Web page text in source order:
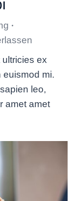
ex
euismod mi.
leo,
amet amet